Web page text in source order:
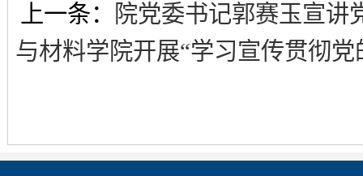
上一条：
院党委书记郭赛玉宣讲
与材料学院开展“学习宣传贯彻